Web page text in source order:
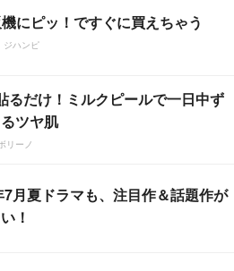
にピッ！ですぐに買えちゃう
ジハンピ
るだけ！ミルクピールで一日中ず
ツヤ肌
リーノ
月夏ドラマも、注目作＆話題作が
！